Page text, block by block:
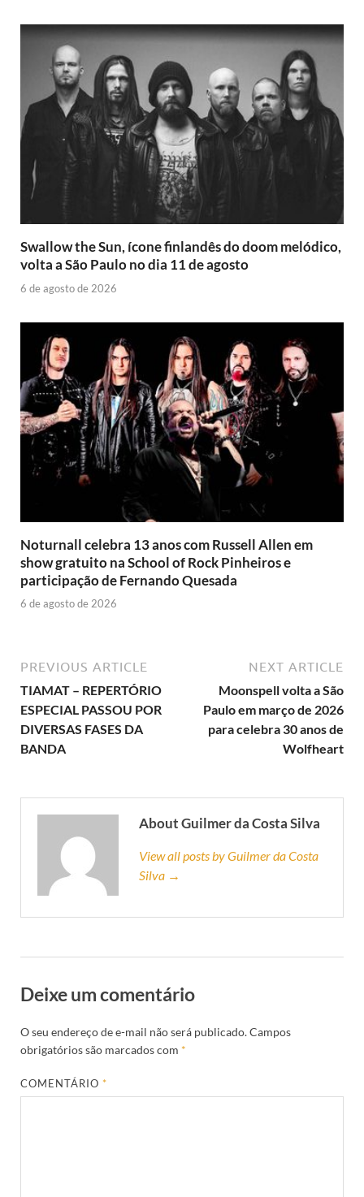
Swallow the Sun, ícone finlandês do doom melódico,
volta a São Paulo no dia 11 de agosto
6 de agosto de 2026
Noturnall celebra 13 anos com Russell Allen em
show gratuito na School of Rock Pinheiros e
participação de Fernando Quesada
6 de agosto de 2026
PREVIOUS ARTICLE
TIAMAT – REPERTÓRIO
ESPECIAL PASSOU POR
DIVERSAS FASES DA
BANDA
NEXT ARTICLE
Moonspell volta a São
Paulo em março de 2026
para celebra 30 anos de
Wolfheart
About Guilmer da Costa Silva
View all posts by Guilmer da Costa
Silva →
Deixe um comentário
O seu endereço de e-mail não será publicado.Campos
obrigatórios são marcados com *
COMENTÁRIO*